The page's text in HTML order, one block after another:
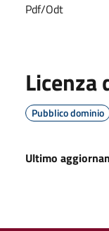
Pdf/Odt
Pubblico dominio
Ultimo